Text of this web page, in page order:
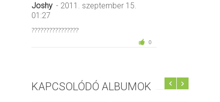
Joshy - 2011. szeptember 15.
01:27
????????????????
0
KAPCSOLÓDÓ ALBUMOK